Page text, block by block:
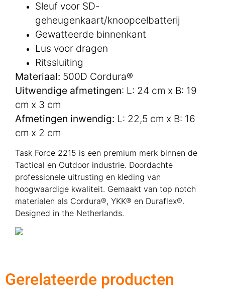
Sleuf voor SD-
geheugenkaart/knoopcelbatterij
Gewatteerde binnenkant
Lus voor dragen
Ritssluiting
Materiaal: 500D Cordura®
Uitwendige afmetingen: L: 24 cm x B: 19
cm x 3 cm
Afmetingen inwendig: L: 22,5 cm x B: 16
cm x 2 cm
Task Force 2215 is een premium merk binnen de
Tactical en Outdoor industrie. Doordachte
professionele uitrusting en kleding van
hoogwaardige kwaliteit. Gemaakt van top notch
materialen als Cordura®, YKK® en Duraflex®.
Designed in the Netherlands.
Gerelateerde producten